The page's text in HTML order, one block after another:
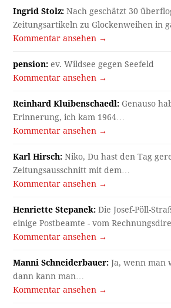
Ingrid Stolz: Nach geschätzt 30
Zeitungsartikeln zu Glockenweihen in
Kommentar ansehen →
pension: ev. Wildsee gegen Seefeld
Kommentar ansehen →
Reinhard Kluibenschaedl: Genauso
Erinnerung, ich kam 1964…
Kommentar ansehen →
Karl Hirsch: Niko, Du hast den Tag
Zeitungsausschnitt mit dem…
Kommentar ansehen →
Henriette Stepanek: Die Josef-Pöll-
einige Postbeamte - vom
Kommentar ansehen →
Manni Schneiderbauer: Ja, wenn man
dann kann man…
Kommentar ansehen →